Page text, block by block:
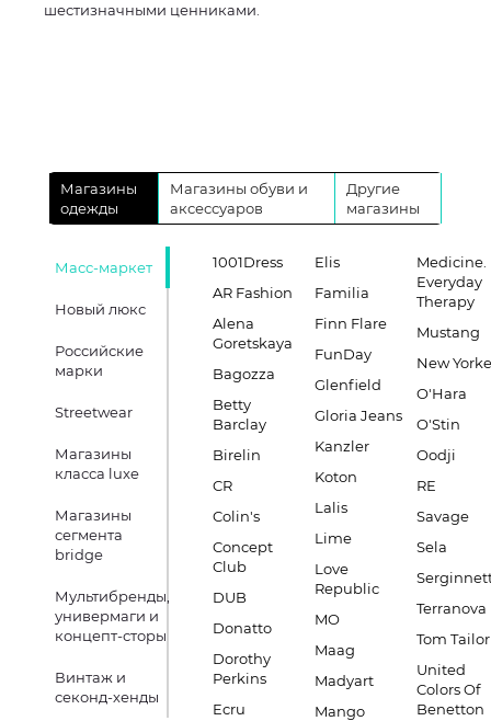
шестизначными ценниками.
Магазины
одежды
Магазины обуви и
аксессуаров
Другие
магазины
Масс-маркет
Новый люкс
Российские
марки
Streetwear
Магазины
класса luxe
Магазины
сегмента
bridge
Мультибренды,
универмаги и
концепт-сторы
Винтаж и
секонд-хенды
1001Dress
AR Fashion
Alena
Goretskaya
Bagozza
Betty
Barclay
Birelin
CR
Colin's
Concept
Club
DUB
Donatto
Dorothy
Perkins
Ecru
Elis
Familia
Finn Flare
FunDay
Glenfield
Gloria Jeans
Kanzler
Koton
Lalis
Lime
Love
Republic
MO
Maag
Madyart
Mango
Medicine.
Everyday
Therapy
Mustang
New
O'Hara
O'Stin
Oodji
RE
Savage
Sela
Terranova
Tom Tailor
United
Colors Of
Benetton